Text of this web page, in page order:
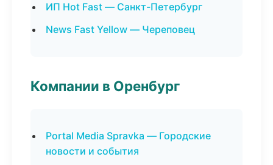
ИП Hot Fast — Санкт-Петербург
News Fast Yellow — Череповец
Компании в Оренбург
Portal Media Spravka — Городские
новости и события